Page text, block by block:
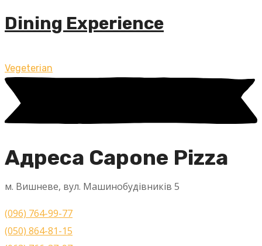
Dining Experience
Vegeterian
Адреса Capone Pizza
м. Вишневе, вул. Машинобудівників 5
(096) 764-99-77
(050) 864-81-15